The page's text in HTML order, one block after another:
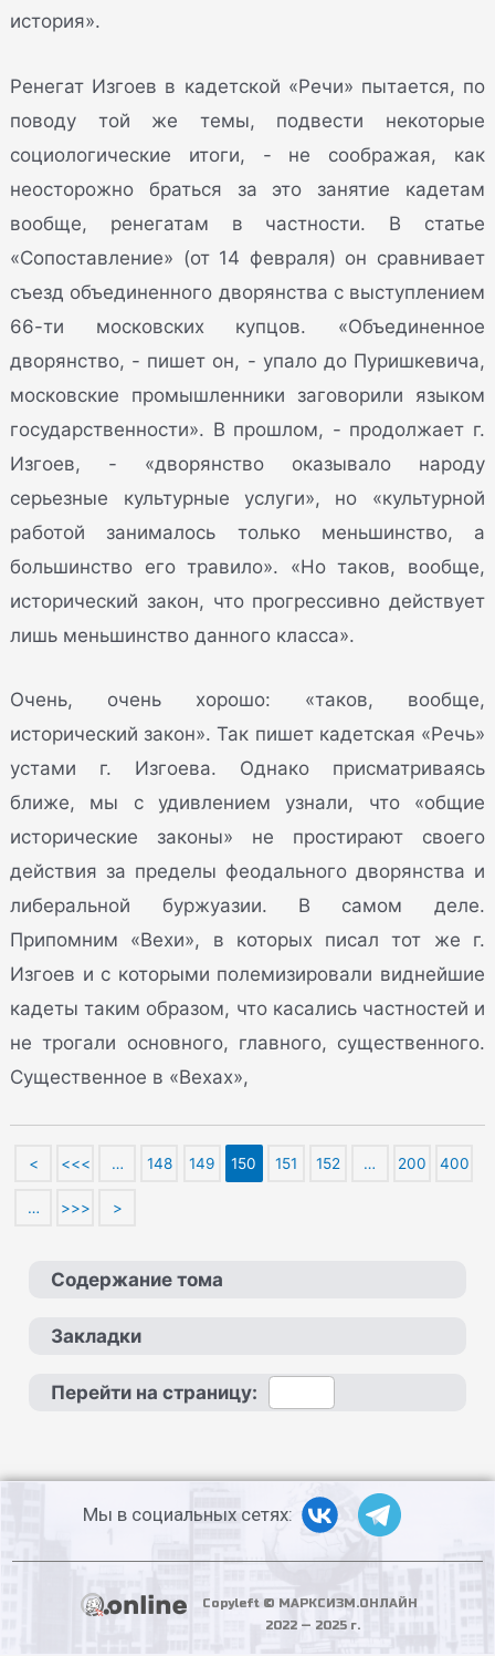
история».
Ренегат Изгоев в кадетской «Речи» пытается, по
поводу той же темы, подвести некоторые
социологические итоги, - не соображая, как
неосторожно браться за это занятие кадетам
вообще, ренегатам в частности. В статье
«Сопоставление» (от 14 февраля) он сравнивает
съезд объединенного дворянства с выступлением
66-ти московских купцов. «Объединенное
дворянство, - пишет он, - упало до Пуришкевича,
московские промышленники заговорили языком
государственности». В прошлом, - продолжает г.
Изгоев, - «дворянство оказывало народу
серьезные культурные услуги», но «культурной
работой занималось только меньшинство, а
большинство его травило». «Но таков, вообще,
исторический закон, что прогрессивно действует
лишь меньшинство данного класса».
Очень, очень хорошо: «таков, вообще,
исторический закон». Так пишет кадетская «Речь»
устами г. Изгоева. Однако присматриваясь
ближе, мы с удивлением узнали, что «общие
исторические законы» не простирают своего
действия за пределы феодального дворянства и
либеральной буржуазии. В самом деле.
Припомним «Вехи», в которых писал тот же г.
Изгоев и с которыми полемизировали виднейшие
кадеты таким образом, что касались частностей и
не трогали основного, главного, существенного.
Существенное в «Вехах»,
< <<< … 148 149 150 151 152 … 200 400
… >>> >
Содержание тома
Закладки
Перейти на страницу:
Мы в социальных сетях:
Copyleft © МАРКСИЗМ.ОНЛАЙН
2022 — 2025 г.